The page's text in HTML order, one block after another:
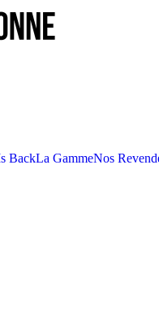
BackLa GammeNos